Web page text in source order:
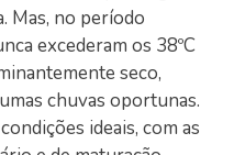
Mas, no período
excederam os 38ºC
seco,
chuvas oportunas.
ideais, com as